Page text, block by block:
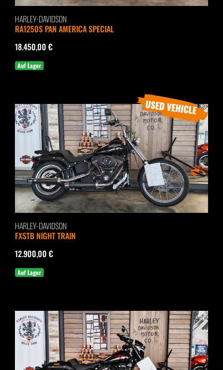
HARLEY-DAVIDSON
RA1250S PAN AMERICA SPECIAL
18.450,00 €
Auf Lager
HARLEY-DAVIDSON
FXSTB NIGHT TRAIN
12.900,00 €
Auf Lager